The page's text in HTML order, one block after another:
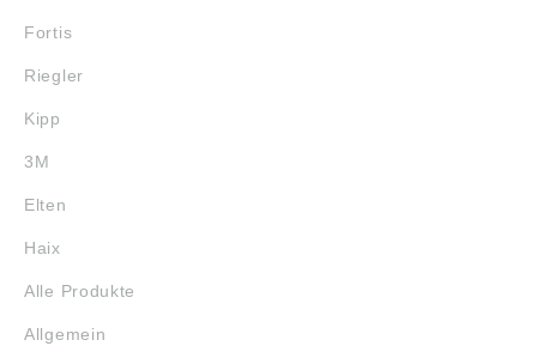
Fortis
Riegler
Kipp
3M
Elten
Haix
Alle Produkte
Allgemein